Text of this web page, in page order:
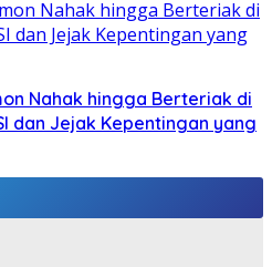
Nahak hingga Berteriak di
dan Jejak Kepentingan yang